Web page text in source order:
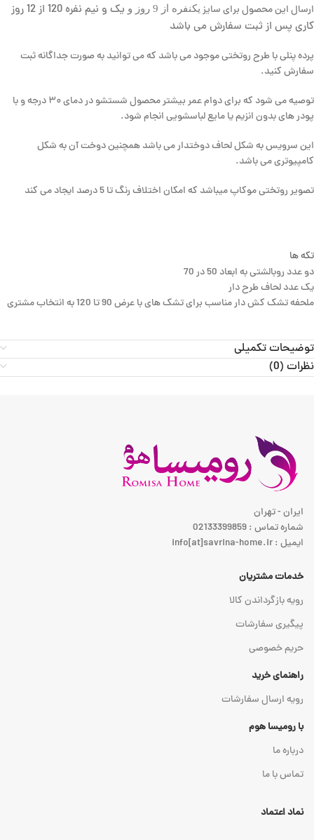
ارسال این محصول برای سایز یکنفره از 9 روز و
یک و نیم نفره 120 از 12 روز
کاری پس از ثبت سفارش می باشد
پرده پنلی با طرح روتختی موجود می باشد که می توانید به صورت جداگانه ثبت
سفارش کنید.
توصیه می شود که برای دوام عمر بیشتر محصول شستشو در دمای ۳۰ درجه و با
پودر های بدون انزیم یا مایع لباسشویی انجام شود.
این سرویس به شکل لحاف دوختدار می باشد همچنین دوخت آن به شکل
کامپیوتری می باشد.
تصویر روتختی موکاپ میباشد که امکان اختلاف رنگ تا 5 درصد ایجاد می کند
تکه ها
دو عدد روبالشتی به ابعاد 50 در 70
یک عدد لحاف طرح دار
ملحفه تشک کش دار مناسب برای تشک های با عرض 90 تا 120 به انتخاب مشتری
توضیحات تکمیلی
نظرات (0)
ایران - تهران
شماره تماس : 02133399859
ایمیل : info[at]savrina-home.ir
خدمات مشتریان
رویه بازگرداندن کالا
پیگیری سفارشات
حریم خصوصی
راهنمای خرید
رویه ارسال سفارشات
با رومیسا هوم
درباره ما
تماس با ما
نماد اعتماد